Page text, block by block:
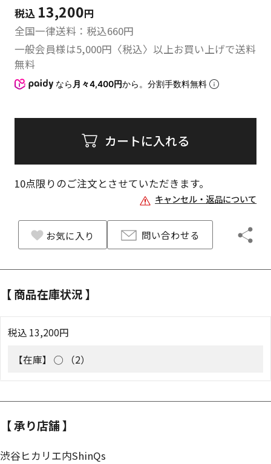
税込 13,200円
全国一律送料：税込660円
一般会員様は5,000円〈税込〉以上お買い上げで送料
無料
なら 月々4,400円から。分割手数料無料
カートに入れる
10点限りのご注文とさせていただきます。
キャンセル・返品について
お気に入り 問い合わせる
【 商品在庫状況 】
税込 13,200円
【在庫】 ◯ （2）
【 承り店舗 】
渋谷ヒカリエ内ShinQs